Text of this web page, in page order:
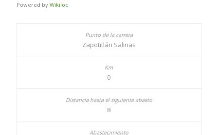
Powered by Wikiloc
Zapotitlán Salinas
0
8